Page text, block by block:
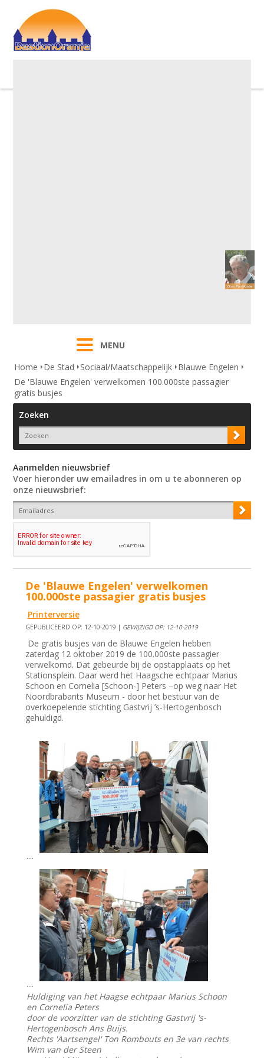
MENU
Home
De Stad Sociaal/Maatschappelijk Blauwe Engelen
De 'Blauwe Engelen' verwelkomen 100.000ste passagier
gratis busjes
Zoeken
Aanmelden nieuwsbrief
Voer hieronder uw emailadres in om u te abonneren op
onze nieuwsbrief:
De 'Blauwe Engelen' verwelkomen
100.000ste passagier gratis busjes
Printerversie
GEPUBLICEERD OP: 12-10-2019 | GEWIJZIGD OP: 12-10-2019
De gratis busjes van de Blauwe Engelen hebben
zaterdag 12 oktober 2019 de 100.000ste passagier
verwelkomd. Dat gebeurde bij de opstapplaats op het
Stationsplein. Daar werd het Haagsche echtpaar Marius
Schoon en Cornelia [Schoon-] Peters –op weg naar Het
Noordbrabants Museum - door het bestuur van de
overkoepelende stichting Gastvrij ’s-Hertogenbosch
gehuldigd.
....
....
Huldiging van het Haagse echtpaar Marius Schoon
en Cornelia Peters
door de voorzitter van de stichting Gastvrij 's-
Hertogenbosch Ans Buijs.
Rechts 'Aartsengel' Ton Rombouts en 3e van rechts
Wim van der Steen